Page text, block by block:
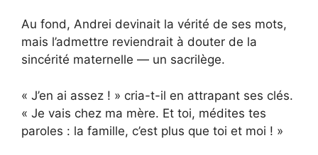
Au fond, Andrei devinait la vérité de ses mots,
mais l’admettre reviendrait à douter de la
sincérité maternelle — un sacrilège.
« J’en ai assez ! » cria-t-il en attrapant ses clés.
« Je vais chez ma mère. Et toi, médites tes
paroles : la famille, c’est plus que toi et moi ! »